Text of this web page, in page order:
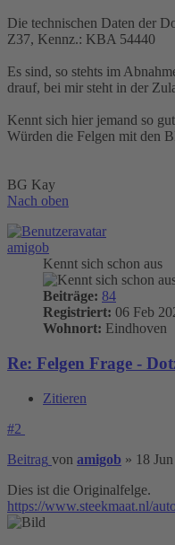
Die technischen Daten der
Z37, Kennz.: KBA 54440
Es sind, so stehts im
drauf, bei mir steht in der
Kennt sich hier jemand so
Würden die Felgen mit den
BG Kay
Nach oben
amigob
Kennt sich schon aus
Beiträge: 84
Registriert: 06 Feb
Wohnort: Eindhoven
Re: Felgen Frage -
Zitieren
#2
Beitrag von amigob » 18
Dies ist die Originalfelge.
https://www.steekmaat.nl/